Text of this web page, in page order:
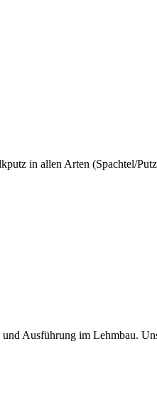
in allen Arten (Spachtel/
Ausführung im Lehmbau.